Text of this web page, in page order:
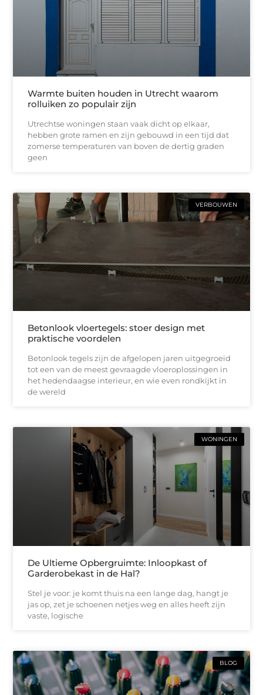
Warmte buiten houden in Utrecht waarom
rolluiken zo populair zijn
Utrechtse woningen staan vaak dicht op elkaar,
hebben grote ramen en zijn gebouwd in een tijd dat
zomerse temperaturen van boven de dertig graden
geen
VERBOUWEN
Betonlook vloertegels: stoer design met
praktische voordelen
Betonlook tegels zijn de afgelopen jaren uitgegroeid
tot een van de meest gevraagde vloeroplossingen in
het hedendaagse interieur, en wie even rondkijkt in
de wereld
WONINGEN
De Ultieme Opbergruimte: Inloopkast of
Garderobekast in de Hal?
Stel je voor: je komt thuis na een lange dag, hangt je
jas op, zet je schoenen netjes weg en alles heeft zijn
vaste, logische
BLOG